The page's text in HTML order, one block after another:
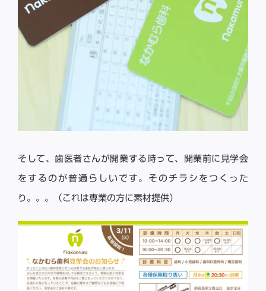
そして、歯医者さんが開業する時って、開業前に見学会
をするのが普通らしいです。そのチラシをつくった
り。。。（これは専業の方に素材提供）